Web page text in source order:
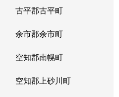
古平郡古平町
余市郡余市町
空知郡南幌町
空知郡上砂川町